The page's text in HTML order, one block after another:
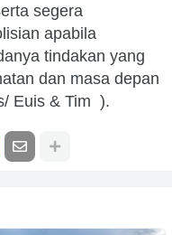
segera
apabila
tindakan yang
dan masa depan
Euis & Tim ).